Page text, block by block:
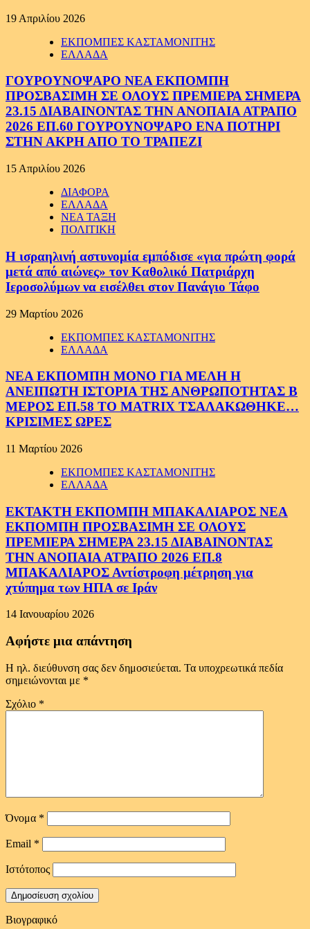
19 Απριλίου 2026
ΕΚΠΟΜΠΕΣ ΚΑΣΤΑΜΟΝΙΤΗΣ
ΕΛΛΑΔΑ
ΓΟΥΡΟΥΝΟΨΑΡΟ ΝΕΑ ΕΚΠΟΜΠΗ
ΠΡΟΣΒΑΣΙΜΗ ΣΕ ΟΛΟΥΣ ΠΡΕΜΙΕΡΑ ΣΗΜΕΡΑ
23.15 ΔΙΑΒΑΙΝΟΝΤΑΣ ΤΗΝ ΑΝΟΠΑΙΑ ΑΤΡΑΠΟ
2026 ΕΠ.60 ΓΟΥΡΟΥΝΟΨΑΡΟ ΕΝΑ ΠΟΤΗΡΙ
ΣΤΗΝ ΑΚΡΗ ΑΠΟ ΤΟ ΤΡΑΠΕΖΙ
15 Απριλίου 2026
ΔΙΑΦΟΡΑ
ΕΛΛΑΔΑ
ΝΕΑ ΤΑΞΗ
ΠΟΛΙΤΙΚΗ
Η ισραηλινή αστυνομία εμπόδισε «για πρώτη φορά
μετά από αιώνες» τον Καθολικό Πατριάρχη
Ιεροσολύμων να εισέλθει στον Πανάγιο Τάφο
29 Μαρτίου 2026
ΕΚΠΟΜΠΕΣ ΚΑΣΤΑΜΟΝΙΤΗΣ
ΕΛΛΑΔΑ
ΝΕΑ ΕΚΠΟΜΠΗ ΜΟΝΟ ΓΙΑ ΜΕΛΗ Η
ΑΝΕΙΠΩΤΗ ΙΣΤΟΡΙΑ ΤΗΣ ΑΝΘΡΩΠΟΤΗΤΑΣ Β
ΜΕΡΟΣ ΕΠ.58 ΤΟ MATRIX ΤΣΑΛΑΚΩΘΗΚΕ…
ΚΡΙΣΙΜΕΣ ΩΡΕΣ
11 Μαρτίου 2026
ΕΚΠΟΜΠΕΣ ΚΑΣΤΑΜΟΝΙΤΗΣ
ΕΛΛΑΔΑ
ΕΚΤΑΚΤΗ ΕΚΠΟΜΠΗ ΜΠΑΚΑΛΙΑΡΟΣ ΝΕΑ
ΕΚΠΟΜΠΗ ΠΡΟΣΒΑΣΙΜΗ ΣΕ ΟΛΟΥΣ
ΠΡΕΜΙΕΡΑ ΣΗΜΕΡΑ 23.15 ΔΙΑΒΑΙΝΟΝΤΑΣ
ΤΗΝ ΑΝΟΠΑΙΑ ΑΤΡΑΠΟ 2026 ΕΠ.8
ΜΠΑΚΑΛΙΑΡΟΣ Αντίστροφη μέτρηση για
χτύπημα των ΗΠΑ σε Ιράν
14 Ιανουαρίου 2026
Αφήστε μια απάντηση
Η ηλ. διεύθυνση σας δεν δημοσιεύεται. Τα υποχρεωτικά πεδία
σημειώνονται με *
Σχόλιο *
Όνομα *
Email *
Ιστότοπος
Βιογραφικό